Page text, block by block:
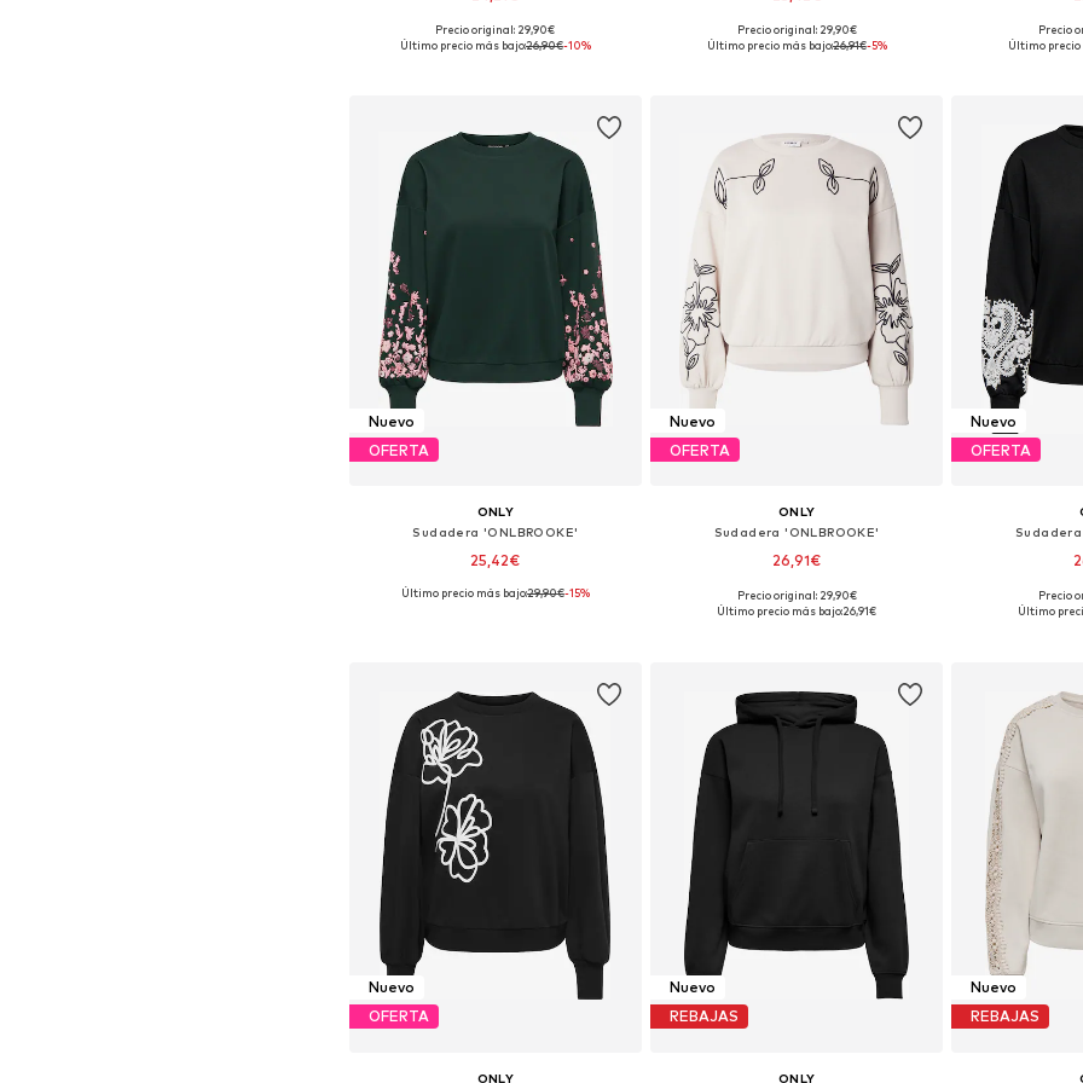
+38
Tallas disponibles: XS, S, M, L, XL
Precio original: 29,90€
Último precio más bajo:26,90€-10%
+38
Tallas disponibles: XS, S, M, L, XL
Precio original: 29,90€
Último precio más bajo:26,91€-5%
Tallas
Precio
Último precio
Nuevo
OFERTA
ONLY
Sudadera 'ONLBROOKE'
25,42€
+38
Tallas disponibles: XS, S, M, L, XL
Último precio más bajo:29,90€-15%
Nuevo
OFERTA
ONLY
Sudadera 'ONLBROOKE'
26,91€
+38
Tallas disponibles: XS, S, M, L, XL
Precio original: 29,90€
Último precio más bajo:26,91€
Nuevo
OFERTA
Sudadera
Tallas
Precio
Último
Nuevo
OFERTA
ONLY
Nuevo
REBAJAS
ONLY
Nuevo
REBAJAS